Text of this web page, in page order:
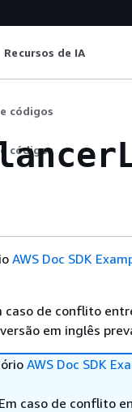
Recursos de IA
códigos
códigos
AWS Doc SDK
caso de conflito
em inglês
AWS Doc SDK
caso de conflito